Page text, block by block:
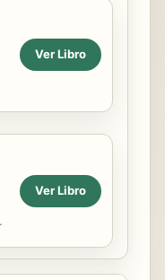
Ver Libro
Ver Libro